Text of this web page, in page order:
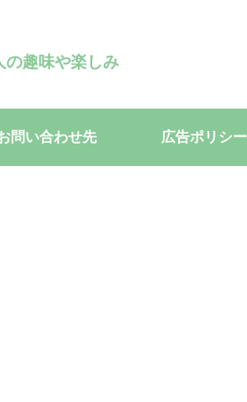
の趣味や楽しみ
問い合わせ先 広告ポリシー